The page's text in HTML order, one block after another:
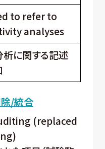
to refer to
analyses
に関する記述
除/統合
(replaced